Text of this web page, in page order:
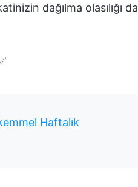
dağılma olasılığı da
Haftalık